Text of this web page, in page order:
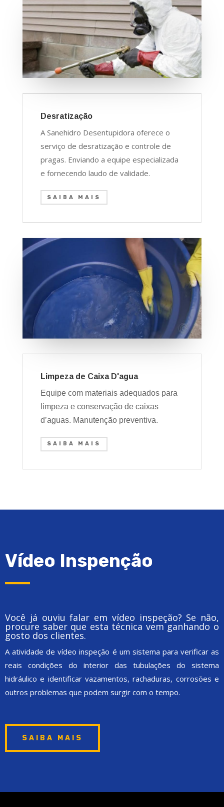
Desratização
A Sanehidro Desentupidora oferece o
serviço de desratização e controle de
pragas. Enviando a equipe especializada
e fornecendo laudo de validade.
SAIBA MAIS
Limpeza de Caixa D'agua
Equipe com materiais adequados para
limpeza e conservação de caixas
d’aguas. Manutenção preventiva.
SAIBA MAIS
Vídeo Inspenção
Você já ouviu falar em vídeo inspeção? Se não,
procure saber que esta técnica vem ganhando o
gosto dos clientes.
A atividade de vídeo inspeção é um sistema para verificar as
reais condições do interior das tubulações do sistema
hidráulico e identificar vazamentos, rachaduras, corrosões e
outros problemas que podem surgir com o tempo.
SAIBA MAIS